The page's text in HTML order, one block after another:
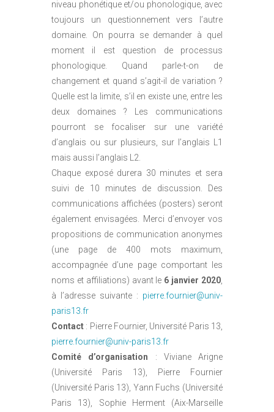
niveau phonétique et/ou phonologique, avec
toujours un questionnement vers l’autre
domaine. On pourra se demander à quel
moment il est question de processus
phonologique. Quand parle-t-on de
changement et quand s’agit-il de variation ?
Quelle est la limite, s’il en existe une, entre les
deux domaines ? Les communications
pourront se focaliser sur une variété
d’anglais ou sur plusieurs, sur l’anglais L1
mais aussi l’anglais L2.
Chaque exposé durera 30 minutes et sera
suivi de 10 minutes de discussion. Des
communications affichées (posters) seront
également envisagées. Merci d’envoyer vos
propositions de communication anonymes
(une page de 400 mots maximum,
accompagnée d’une page comportant les
noms et affiliations) avant le 6 janvier 2020
à l’adresse suivante : pierre.fournier@univ-
paris13.fr
Contact : Pierre Fournier, Université Paris 13,
pierre.fournier@univ-paris13.fr
Comité d’organisation : Viviane Arigne
(Université Paris 13), Pierre Fournier
(Université Paris 13), Yann Fuchs (Université
Paris 13), Sophie Herment (Aix-Marseille